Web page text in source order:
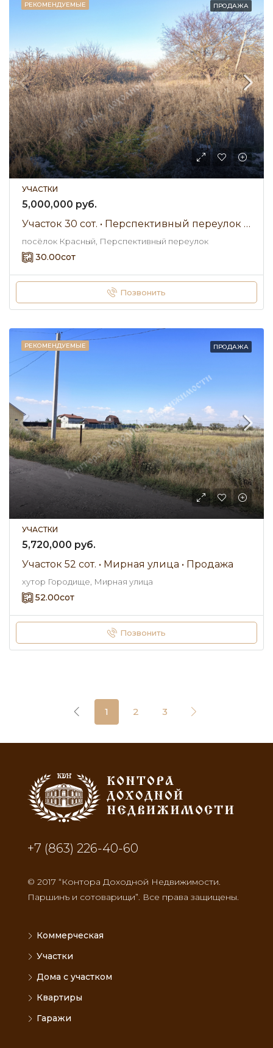
РЕКОМЕНДУЕМЫЕ ПРОДАЖА
УЧАСТКИ
5,000,000 руб.
Участок 30 сот. • Перспективный переулок • Продажа
посёлок Красный, Перспективный переулок
30.00сот
Позвонить
РЕКОМЕНДУЕМЫЕ ПРОДАЖА
УЧАСТКИ
5,720,000 руб.
Участок 52 сот. • Мирная улица • Продажа
хутор Городище, Мирная улица
52.00сот
Позвонить
1 2 3
+7 (863) 226-40-60
© 2017 “Контора Доходной Недвижимости.
Паршинъ и сотоварищи”. Все права защищены.
Коммерческая
Участки
Дома с участком
Квартиры
Гаражи